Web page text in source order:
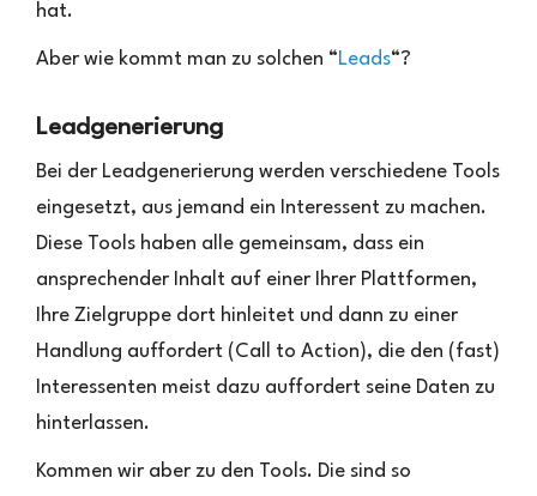
hat.
Aber wie kommt man zu solchen “Leads“?
Leadgenerierung
Bei der Leadgenerierung werden verschiedene Tools
eingesetzt, aus jemand ein Interessent zu machen.
Diese Tools haben alle gemeinsam, dass ein
ansprechender Inhalt auf einer Ihrer Plattformen,
Ihre Zielgruppe dort hinleitet und dann zu einer
Handlung auffordert (Call to Action), die den (fast)
Interessenten meist dazu auffordert seine Daten zu
hinterlassen.
Kommen wir aber zu den Tools. Die sind so